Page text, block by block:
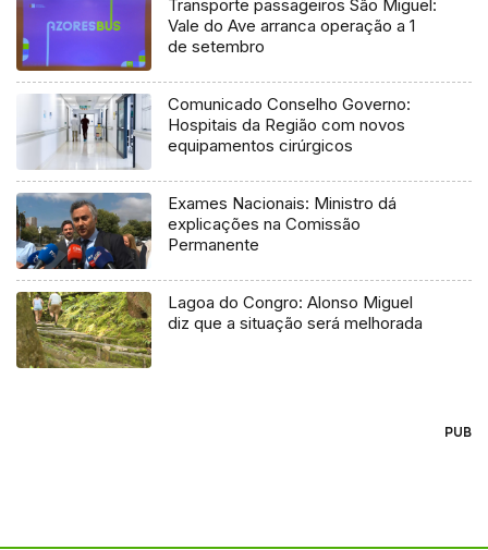
Transporte passageiros São Miguel:
Vale do Ave arranca operação a 1
de setembro
Comunicado Conselho Governo:
Hospitais da Região com novos
equipamentos cirúrgicos
Exames Nacionais: Ministro dá
explicações na Comissão
Permanente
Lagoa do Congro: Alonso Miguel
diz que a situação será melhorada
PUB